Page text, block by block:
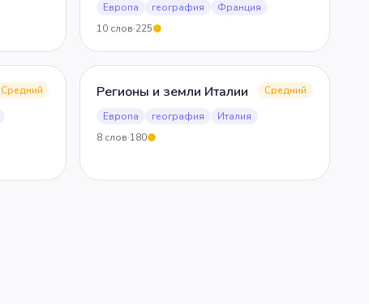
Европа
география
Франция
10 слов·225
Средний
Регионы и земли Италии
Средний
Европа
география
Италия
8 слов·180